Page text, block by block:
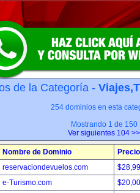
de la Categoría -
254 dominios en esta
Mostrando 1 de 150
Ver siguientes 104 >>
Nombre de Dominio
Precio
reservaciondevuelos.com
e-Turismo.com